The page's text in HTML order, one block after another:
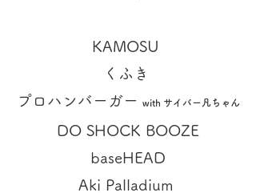
KAMOSU
くふき
プロハンバーガー with サイバー凡ちゃん
DO SHOCK BOOZE
baseHEAD
Aki Palladium